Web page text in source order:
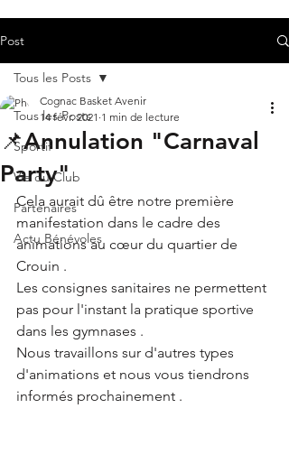
Post
Tous les Posts
Sportif
Vie du Club
Partenaires
Actu Bénévoles
Tous les Posts
📌Annulation "Carnaval
Party"
Cognac Basket Avenir
14 févr. 2021 1 min de lecture
Cela aurait dû être notre première
manifestation dans le cadre des
animations au cœur du quartier de
Crouin .
Les consignes sanitaires ne permettent
pas pour l'instant la pratique sportive
dans les gymnases .
Nous travaillons sur d'autres types
d'animations et nous vous tiendrons
informés prochainement .